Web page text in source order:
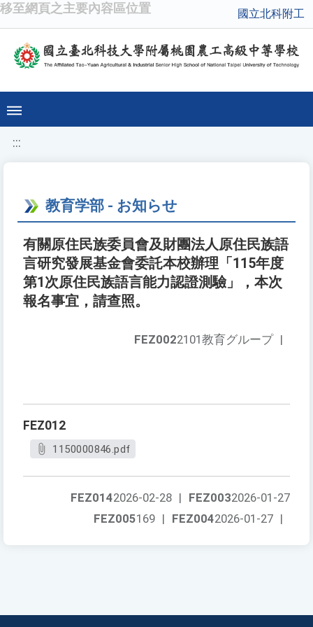
移至網頁之主要內容區位置 國立北科附工
:::
教育学部 - お知らせ
有關原住民族委員會及財團法人原住民族語
言研究發展基金會委託本校辦理「115年度
第1次原住民族語言能力認證測驗」，本次
報名事宜，請查照。
FEZ0022101教育グループ |
FEZ012
1150000846.pdf
FEZ0032026-01-27
FEZ0142026-02-28 |
FEZ0042026-01-27 |
FEZ005169 |